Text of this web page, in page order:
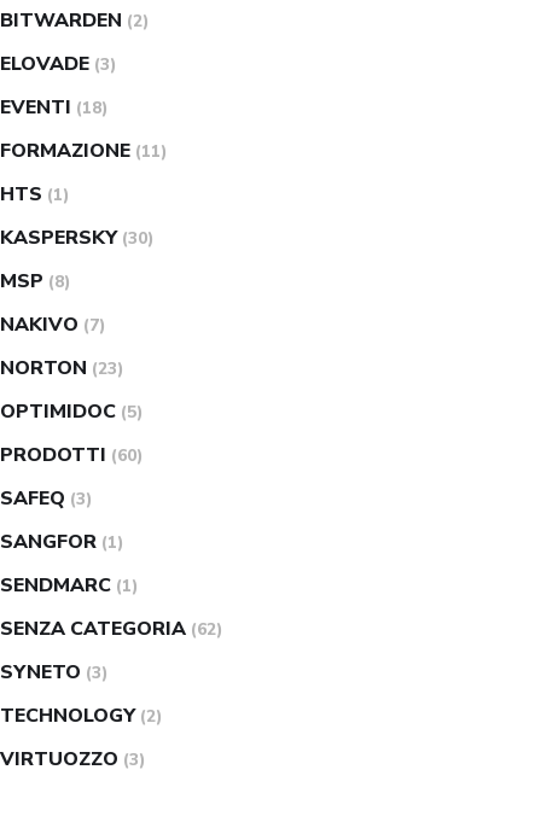
BITWARDEN (2)
ELOVADE (3)
EVENTI (18)
FORMAZIONE (11)
HTS (1)
KASPERSKY (30)
MSP (8)
NAKIVO (7)
NORTON (23)
OPTIMIDOC (5)
PRODOTTI (60)
SAFEQ (3)
SANGFOR (1)
SENDMARC (1)
SENZA CATEGORIA (62)
SYNETO (3)
TECHNOLOGY (2)
VIRTUOZZO (3)